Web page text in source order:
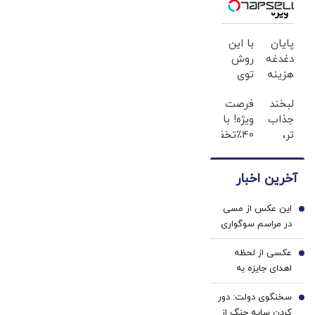
ویژه
پایان
دغدغه
هزینه
دندان
پزشکی
با پک
خانگی
با این
روش
توی
و
زیبایی
دندوناتو
لبخند
جذاب
تر،
(تخفیف
امشب)
فرصت
ویژه! با
40٪تخفیف
کامپوزیت
کن
آخرین اخبار
این عکس از مسی
در مراسم سوگواری
پدرش جهانی شد
1
عکسی از لحظه
اهدای جایزه به
خواننده معروف
توسط پزشکیان
2
سخنگوی دولت: دور 3